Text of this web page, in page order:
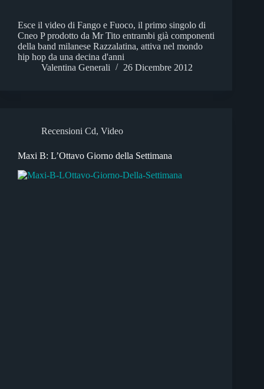
Esce il video di Fango e Fuoco, il primo singolo di
Cneo P prodotto da Mr Tito entrambi già componenti
della band milanese Razzalatina, attiva nel mondo
hip hop da una decina d'anni
Valentina Generali
26 Dicembre 2012
Recensioni Cd, Video
Maxi B: L’Ottavo Giorno della Settimana